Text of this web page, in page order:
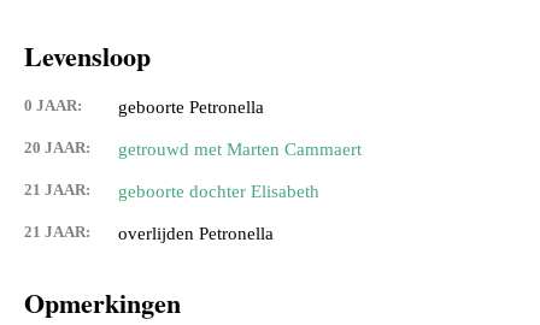
Levensloop
0 JAAR: geboorte Petronella
20 JAAR: getrouwd met Marten Cammaert
21 JAAR: geboorte dochter Elisabeth
21 JAAR: overlijden Petronella
Opmerkingen